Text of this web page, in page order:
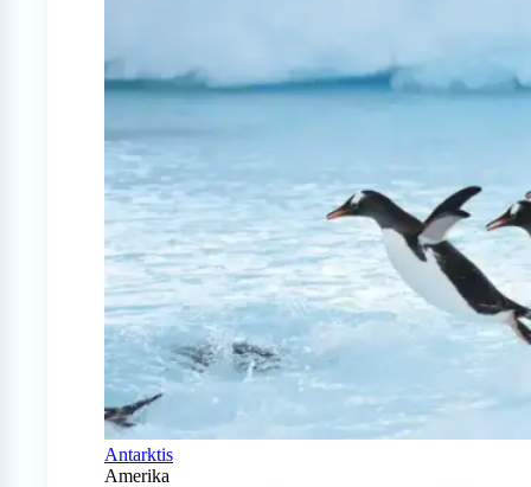
Antarktis
Amerika